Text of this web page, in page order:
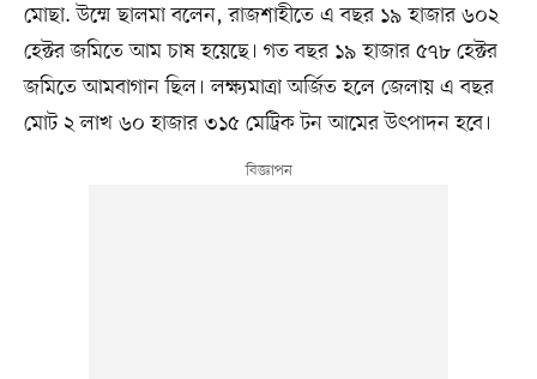
মোছা. উম্মে ছালমা বলেন, রাজশাহীতে এ বছর ১৯ হাজার ৬০২
হেক্টর জমিতে আম চাষ হয়েছে। গত বছর ১৯ হাজার ৫৭৮ হেক্টর
জমিতে আমবাগান ছিল। লক্ষ্যমাত্রা অর্জিত হলে জেলায় এ বছর
মোট ২ লাখ ৬০ হাজার ৩১৫ মেট্রিক টন আমের উৎপাদন হবে।